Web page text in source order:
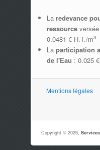
Laredevance
ressource
0.0481 € H.T./m3
Laparticipation
de l'Eau : 0.025
Mentions légales
Copyright © 2026,